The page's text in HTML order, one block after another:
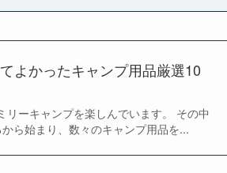
よかったキャンプ用品厳選10
ーキャンプを楽しんでいます。 その中
ら始まり、数々のキャンプ用品を...